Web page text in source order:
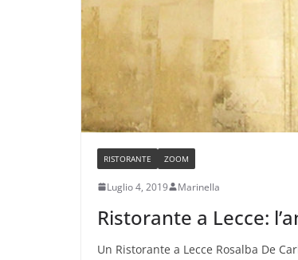
RISTORANTE ZOOM
Luglio 4, 2019 Marinella
Ristorante a Lecce:
Un Ristorante a Lecce Rosalba De